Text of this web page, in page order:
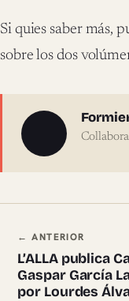
Si quies saber más,
sobre los dos
Sobre
← ANTERIOR
L’ALLA publica
Gaspar García
por Lourdes